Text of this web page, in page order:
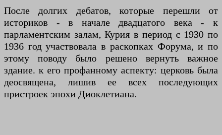
После долгих дебатов, которые перешли от
историков - в начале двадцатого века - к
парламентским залам, Курия в период с 1930 по
1936 год участвовала в раскопках Форума, и по
этому поводу было решено вернуть важное
здание. к его профанному аспекту: церковь была
деосвящена, лишив ее всех последующих
пристроек эпохи Диоклетиана.